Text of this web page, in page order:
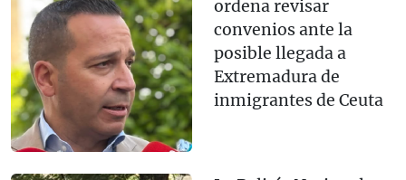
ordena revisar
convenios ante la
posible llegada a
Extremadura de
inmigrantes de Ceuta